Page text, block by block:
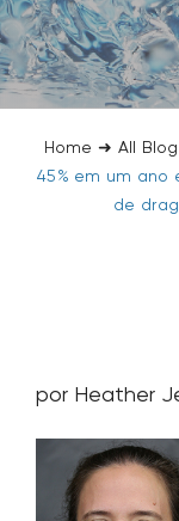
Home ➜ All
45% em um ano
de
por Heather